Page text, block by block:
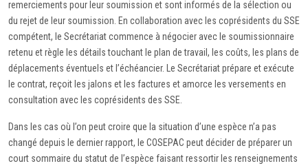
remerciements pour leur soumission et sont informés de la sélection ou
du rejet de leur soumission. En collaboration avec les coprésidents du SSE
compétent, le Secrétariat commence à négocier avec le soumissionnaire
retenu et règle les détails touchant le plan de travail, les coûts, les plans de
déplacements éventuels et l’échéancier. Le Secrétariat prépare et exécute
le contrat, reçoit les jalons et les factures et amorce les versements en
consultation avec les coprésidents des SSE.
Dans les cas où l’on peut croire que la situation d’une espèce n’a pas
changé depuis le dernier rapport, le COSEPAC peut décider de préparer un
court sommaire du statut de l’espèce faisant ressortir les renseignements